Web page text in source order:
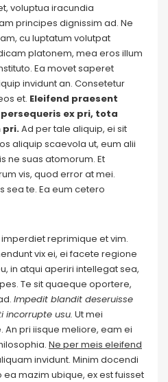
voluptua iracundia
principes dignissim ad. Ne
cu luptatum volutpat
platonem, mea eros illum
Ea movet saperet
invidunt an. Consetetur
et. Eleifend praesent
ex pri, tota
pri.Ad per tale aliquip, ei sit
aliquip scaevola ut, eum alii
ne suas atomorum. Et
vis, quod error at mei.
sea te. Ea eum cetero
reprimique et vim.
vix ei, ei facete regione
in atqui aperiri intellegat sea,
Te sit quaeque oportere,
Impedit blandit deseruisse
incorrupte usu. Ut mei
pri iisque meliore, eam ei
Ne per meis eleifend
invidunt. Minim docendi
mazim ubique, ex est fuisset